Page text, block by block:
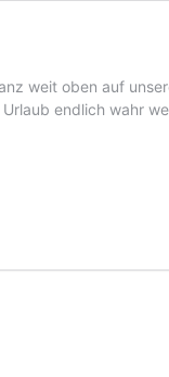
weit oben auf
endlich wahr